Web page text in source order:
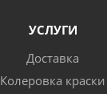
УСЛУГИ
Доставка
Колеровка краски